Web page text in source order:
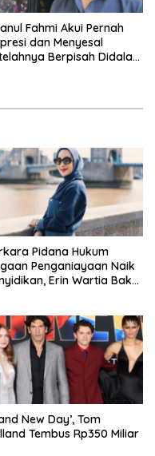
Fahmi Akui Pernah
dan Menyesal
Berpisah Didalam
Pidana Hukum
Penganiayaan Naik
Erin Wartia Bakal
New Day’, Tom
Tembus Rp350 Miliar